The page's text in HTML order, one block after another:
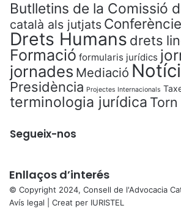
Butlletins de la Comissió
català als jutjats
Drets Humans drets
Formació formularis jurídics
jornades Mediació
Presidència Projectes Internacionals
terminologia jurídica
Segueix-nos
Enllaços d’interés
© Copyright 2024, Consell de l'Advocacia
Avís legal | Creat per IURISTEL